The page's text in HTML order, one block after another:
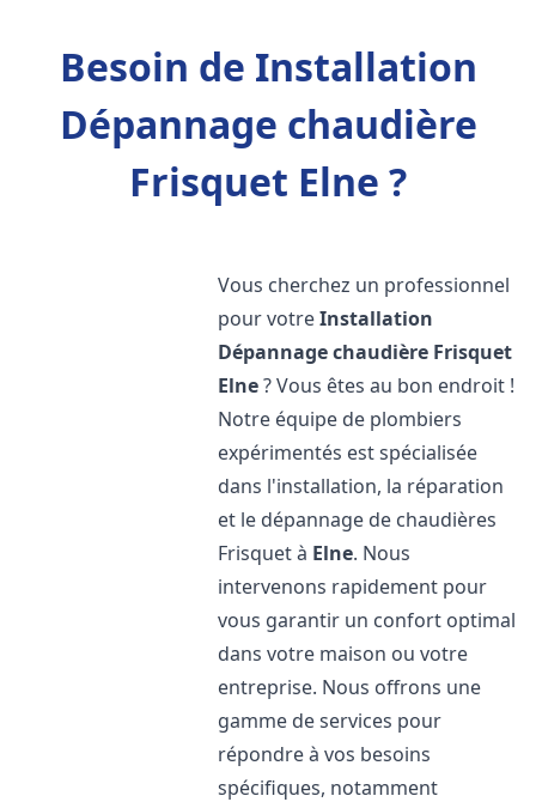
Besoin de Installation
Dépannage chaudière
Frisquet Elne ?
Vous cherchez un professionnel
pour votreInstallation
Dépannage chaudière Frisquet
Elne? Vous êtes au bon endroit !
Notre équipe de plombiers
expérimentés est spécialisée
dans l'installation, la réparation
et le dépannage de chaudières
Frisquet à Elne. Nous
intervenons rapidement pour
vous garantir un confort optimal
dans votre maison ou votre
entreprise. Nous offrons une
gamme de services pour
répondre à vos besoins
spécifiques, notamment